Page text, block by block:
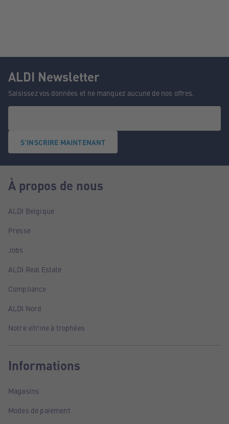
ALDI Newsletter
Saisissez vos données et ne manquez aucune de nos offres.
S'INSCRIRE MAINTENANT
À propos de nous
ALDI Belgique
Presse
Jobs
ALDI Real Estate
Compliance
ALDI Nord
Notre vitrine à trophées
Informations
Magasins
Modes de paiement